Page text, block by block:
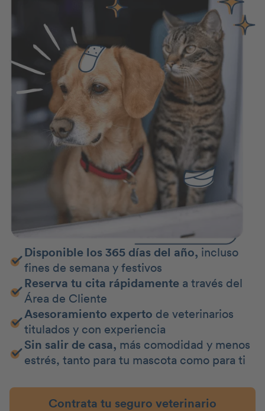
Disponible los 365 días del año, incluso
fines de semana y festivos
Reserva tu cita rápidamente a través del
Área de Cliente
Asesoramiento experto de veterinarios
titulados y con experiencia
Sin salir de casa, más comodidad y menos
estrés, tanto para tu mascota como para ti
Contrata tu seguro veterinario